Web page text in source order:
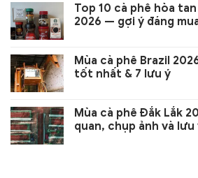
Top 10 cà phê hòa
2026 — gợi ý đáng
Mùa cà phê Brazil
tốt nhất & 7 lưu ý
Mùa cà phê Đắk Lắk
quan, chụp ảnh và lưu